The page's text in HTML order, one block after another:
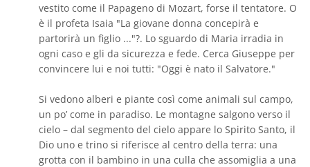
vestito come il Papageno di Mozart, forse il tentatore. O
è il profeta Isaia "La giovane donna concepirà e
partorirà un figlio ..."?. Lo sguardo di Maria irradia in
ogni caso e gli da sicurezza e fede. Cerca Giuseppe per
convincere lui e noi tutti: "Oggi è nato il Salvatore."
Si vedono alberi e piante così come animali sul campo,
un po’ come in paradiso. Le montagne salgono verso il
cielo – dal segmento del cielo appare lo Spirito Santo, il
Dio uno e trino si riferisce al centro della terra: una
grotta con il bambino in una culla che assomiglia a una